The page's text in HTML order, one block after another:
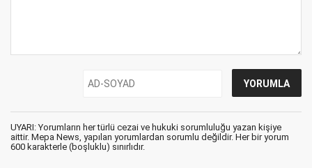
UYARI: Yorumların her türlü cezai ve hukuki sorumluluğu yazan kişiye
aittir. Mepa News, yapılan yorumlardan sorumlu değildir. Her bir yorum
600 karakterle (boşluklu) sınırlıdır.